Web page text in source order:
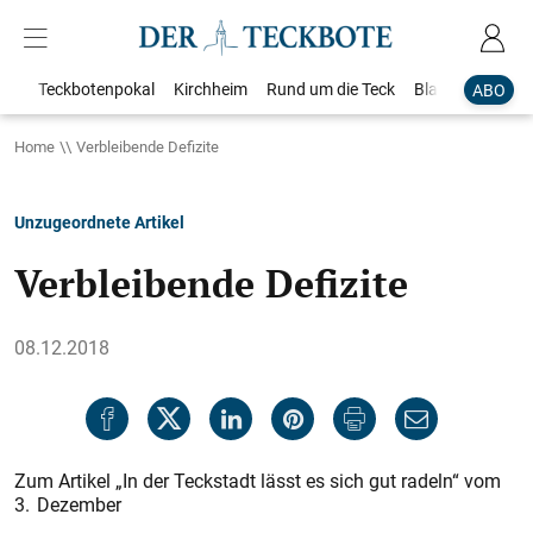
ABO
Teckbotenpokal Kirchheim Rund um die Teck Blaulicht
Home Verbleibende Defizite
Unzugeordnete Artikel
Verbleibende Defizite
08.12.2018
Zum Artikel „In der Teckstadt lässt es sich gut radeln“ vom
3. Dezember